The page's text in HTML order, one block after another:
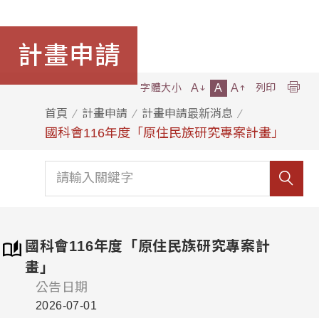
計畫申請
首頁 計畫申請 計畫申請最新消息
國科會116年度「原住民族研究專案計畫」
字體大小 A A A 列印
國科會116年度「原住民族研究專案計
畫」
公告日期
2026-07-01